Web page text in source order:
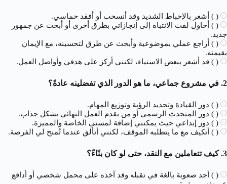
( ) أشعر بالإحباط الشديد وقد أنسحب أو أفقد حماسي.
( ) أحاول لفت الانتباه إلى إنجازاتي بطرق أخرى أو أبحث عن جمهور
جديد.
( ) أراجع عملي بموضوعية وأبحث عن طرق لتحسينه، مع الإيمان
بقيمته.
( ) قد أشعر ببعض الاستياء، لكنني أركز على هدفي وأواصل العمل.
2. في مشروع جماعي، ما هو الدور الذي تفضلينه عادةً؟
( ) دور القيادة وتحديد الرؤية وتوزيع المهام.
( ) دور المتحدث الرسمي أو من يقدم العمل النهائي بشكل جذاب.
( ) دور إبداعي حيث يمكنني إضافة لمستي الخاصة والمميزة.
( ) أتكيف مع ما يتطلبه الموقف، لكنني أتألق عندما تُمنح لي الفرصة.
3. كيف تتعاملين مع النقد، حتى لو كان بنّاءً؟
( ) أجد صعوبة بالغة في تقبله وقد آخذه على محمل شخصي أو أدافع